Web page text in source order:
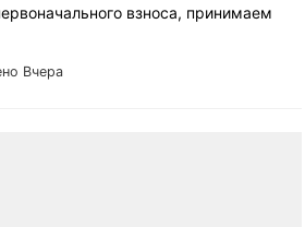
Вчера
взноса, принимаем